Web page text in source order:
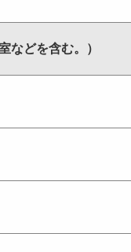
などを含む。）